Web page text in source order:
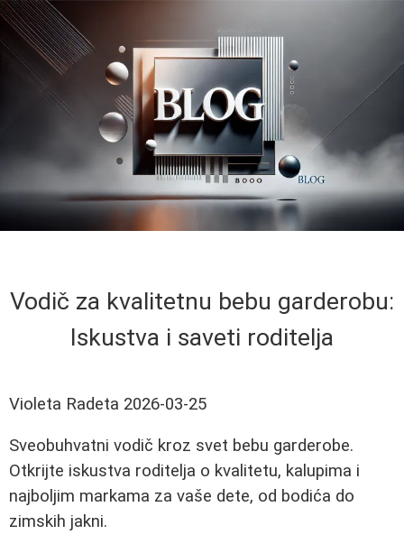
Vodič za kvalitetnu bebu garderobu:
Iskustva i saveti roditelja
Violeta Radeta 2026-03-25
Sveobuhvatni vodič kroz svet bebu garderobe.
Otkrijte iskustva roditelja o kvalitetu, kalupima i
najboljim markama za vaše dete, od bodića do
zimskih jakni.